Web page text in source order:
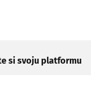
si svoju platformu